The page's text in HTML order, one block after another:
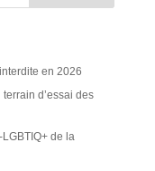
en 2026
d’essai des
de la